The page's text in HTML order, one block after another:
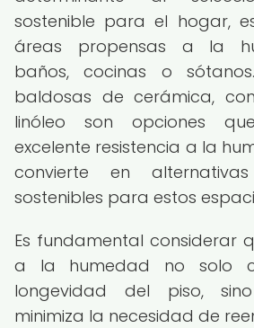
sostenible para el hogar,
áreas propensas a la
baños, cocinas o
baldosas de cerámica,
linóleo son opciones
excelente resistencia a la
convierte en
sostenibles para estos
Es fundamental considerar
a la humedad no solo
longevidad del piso,
minimiza la necesidad de